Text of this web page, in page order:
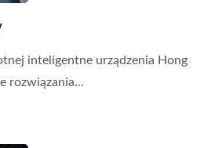
inteligentne urządzenia Hong
rozwiązania...